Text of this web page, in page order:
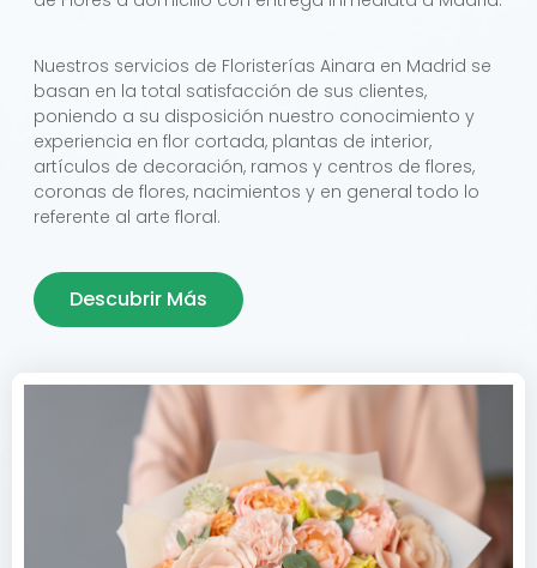
Nuestros servicios de Floristerías Ainara en Madrid se
basan en la total satisfacción de sus clientes,
poniendo a su disposición nuestro conocimiento y
experiencia en flor cortada, plantas de interior,
artículos de decoración, ramos y centros de flores,
coronas de flores, nacimientos y en general todo lo
referente al arte floral.
Descubrir Más